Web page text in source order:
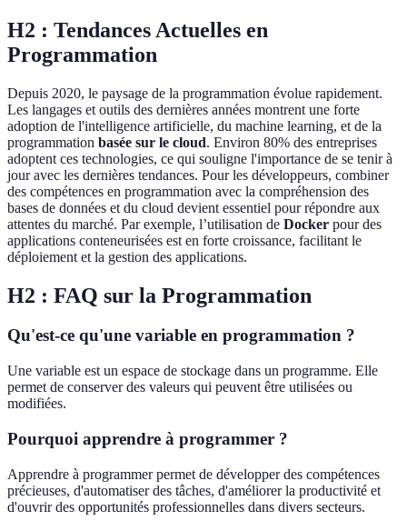
H2 : Tendances Actuelles en
Programmation
Depuis 2020, le paysage de la programmation évolue rapidement.
Les langages et outils des dernières années montrent une forte
adoption de l'intelligence artificielle, du machine learning, et de la
programmation basée sur le cloud. Environ 80% des entreprises
adoptent ces technologies, ce qui souligne l'importance de se tenir à
jour avec les dernières tendances. Pour les développeurs, combiner
des compétences en programmation avec la compréhension des
bases de données et du cloud devient essentiel pour répondre aux
attentes du marché. Par exemple, l’utilisation de Docker pour des
applications conteneurisées est en forte croissance, facilitant le
déploiement et la gestion des applications.
H2 : FAQ sur la Programmation
Qu'est-ce qu'une variable en programmation ?
Une variable est un espace de stockage dans un programme. Elle
permet de conserver des valeurs qui peuvent être utilisées ou
modifiées.
Pourquoi apprendre à programmer ?
Apprendre à programmer permet de développer des compétences
précieuses, d'automatiser des tâches, d'améliorer la productivité et
d'ouvrir des opportunités professionnelles dans divers secteurs.